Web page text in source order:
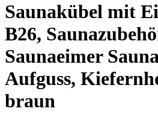
Saunakübel mit
B26,
Saunaeimer
Aufguss,
braun